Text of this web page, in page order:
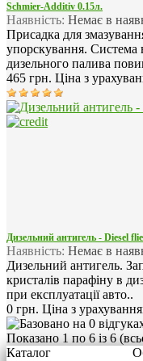
Schmier-Additiv 0.15л.
Наявність: Немає в
Присадка для
упорскування. Система
дизельного палива
465 грн. Ціна з
Дизельний антигель - Diesel
Наявність: Немає в
Дизельний антигель.
кристалів парафіну в
при експлуатації авто..
0 грн. Ціна з
Показано 1 по 6 із 6
Каталог